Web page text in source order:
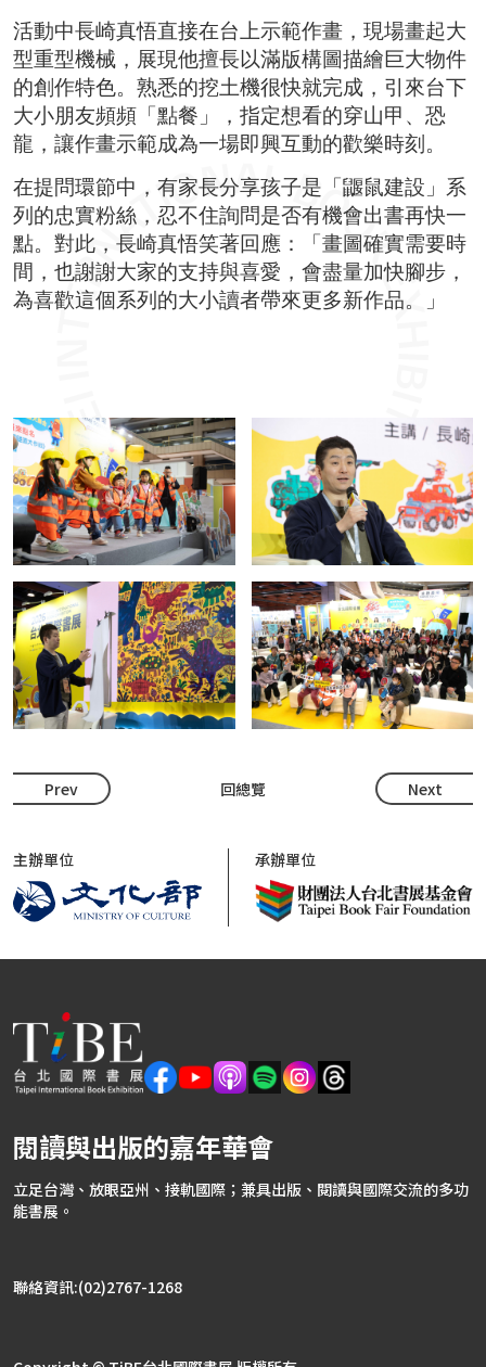
活動中長崎真悟直接在台上示範作畫，現場畫起大
型重型機械，展現他擅長以滿版構圖描繪巨大物件
的創作特色。熟悉的挖土機很快就完成，引來台下
大小朋友頻頻「點餐」，指定想看的穿山甲、恐
龍，讓作畫示範成為一場即興互動的歡樂時刻。
在提問環節中，有家長分享孩子是「鼴鼠建設」系
列的忠實粉絲，忍不住詢問是否有機會出書再快一
點。對此，長崎真悟笑著回應：「畫圖確實需要時
間，也謝謝大家的支持與喜愛，會盡量加快腳步，
為喜歡這個系列的大小讀者帶來更多新作品。」
Prev 回總覽 Next
主辦單位 承辦單位
閱讀與出版的嘉年華會
立足台灣、放眼亞州、接軌國際；兼具出版、閱讀與國際交流的多功
能書展。
聯絡資訊:(02)2767-1268